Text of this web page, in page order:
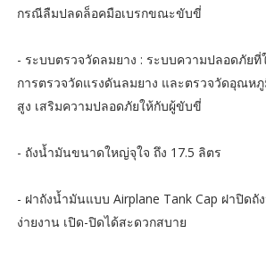
กรณีลืมปลดล็อคมือเบรกขณะขับขี่
- ระบบตรวจวัดลมยาง : ระบบความปลอดภัย
การตรวจวัดแรงดันลมยาง และตรวจวัดอุณห
สูง เสริมความปลอดภัยให้กับผู้ขับขี่
- ถังน้ำมันขนาดใหญ่จุใจ ถึง 17.5 ลิตร
- ฝาถังน้ำมันแบบ Airplane Tank Cap ฝาปิด
ง่ายงาน เปิด-ปิดได้สะดวกสบาย